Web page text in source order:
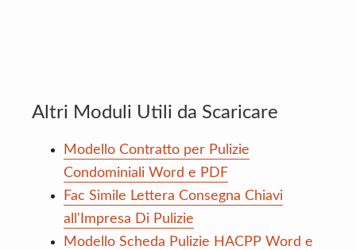
Altri Moduli Utili da Scaricare
Modello Contratto per Pulizie
Condominiali Word e PDF
Fac Simile Lettera Consegna Chiavi
all'Impresa Di Pulizie
Modello Scheda Pulizie HACPP Word e